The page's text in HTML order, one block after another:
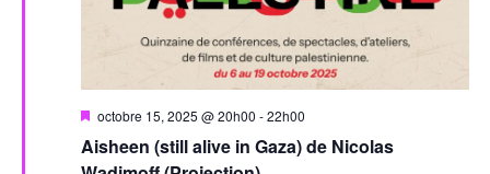
Aisheen (still alive in Gaza) de Nicolas
Mis
avant
octobre 15, 2025 @ 20h00 -22h00